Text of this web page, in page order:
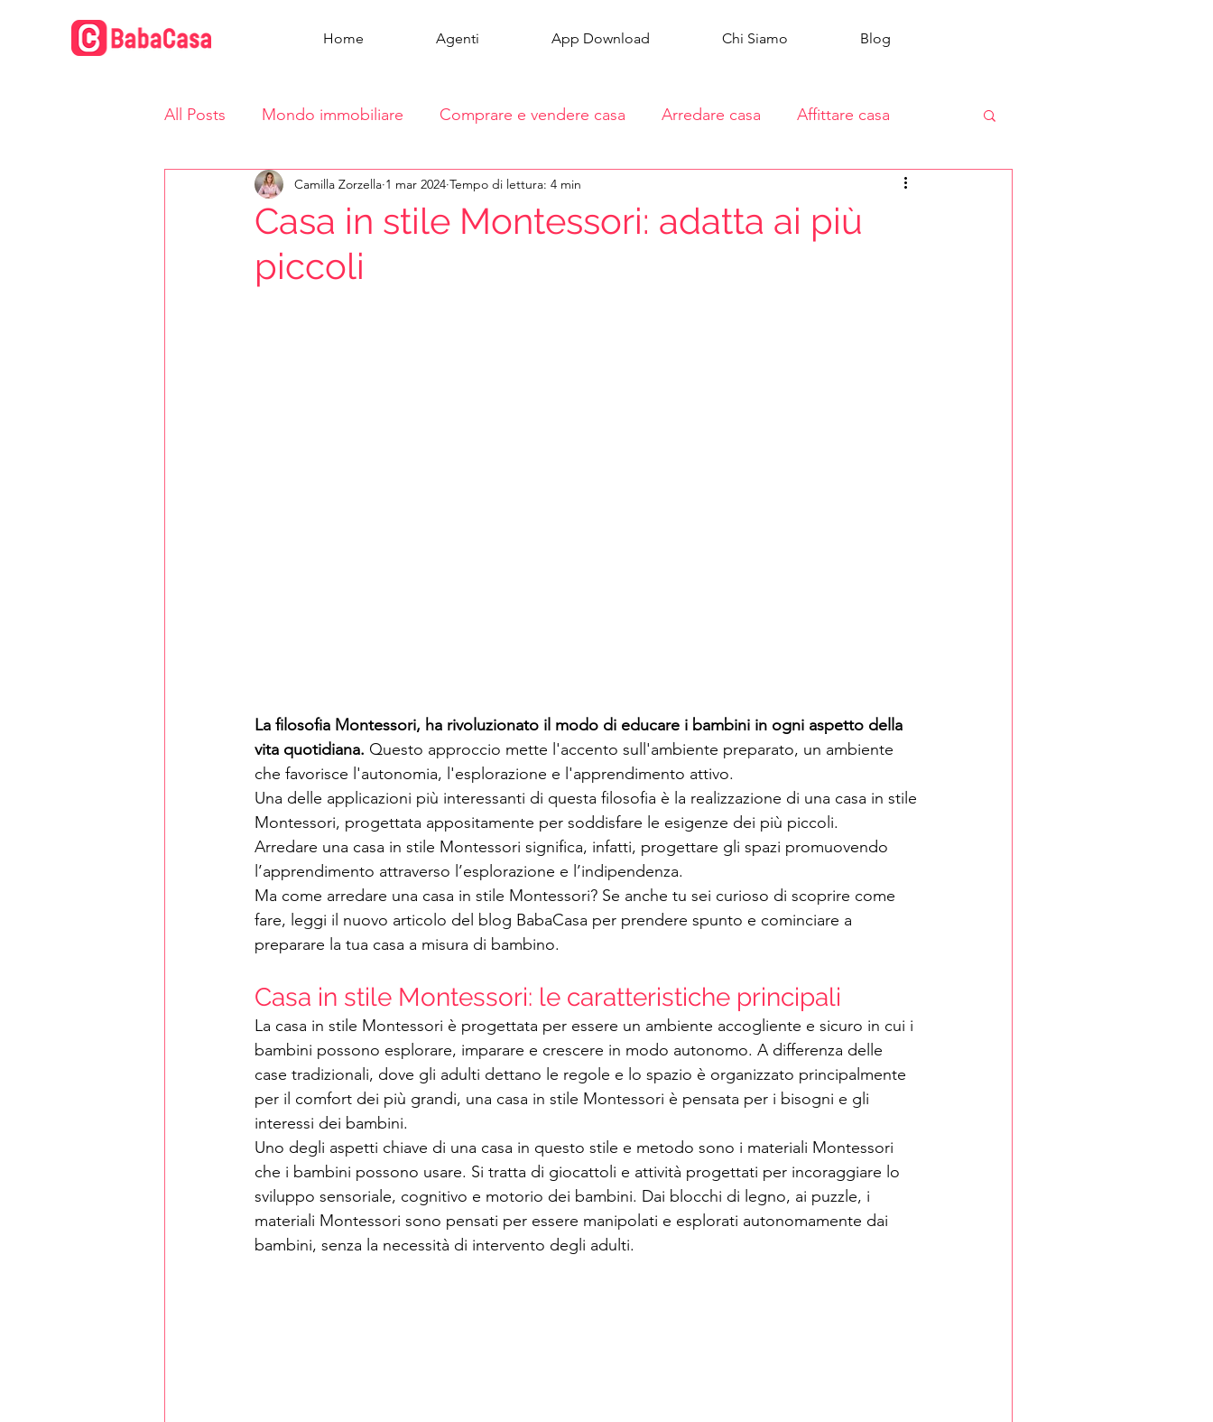
Home Agenti App Download Chi Siamo Blog
All Posts Mondo immobiliare Comprare e vendere casa Arredare casa Affittare casa
Vita in casa
Casa in stile Montessori: adatta ai più
piccoli
Camilla Zorzella 1 mar 2024 Tempo di lettura: 4 min
La filosofia Montessori, ha rivoluzionato il modo di educare i bambini in ogni aspetto della
vita quotidiana. Questo approccio mette l'accento sull'ambiente preparato, un ambiente
che favorisce l'autonomia, l'esplorazione e l'apprendimento attivo.
Una delle applicazioni più interessanti di questa filosofia è la realizzazione di una casa in stile
Montessori, progettata appositamente per soddisfare le esigenze dei più piccoli.
Arredare una casa in stile Montessori significa, infatti, progettare gli spazi promuovendo
l’apprendimento attraverso l’esplorazione e l’indipendenza.
Ma come arredare una casa in stile Montessori? Se anche tu sei curioso di scoprire come
fare, leggi il nuovo articolo del blog BabaCasa per prendere spunto e cominciare a
preparare la tua casa a misura di bambino.
Casa in stile Montessori: le caratteristiche principali
La casa in stile Montessori è progettata per essere un ambiente accogliente e sicuro in cui i
bambini possono esplorare, imparare e crescere in modo autonomo. A differenza delle
case tradizionali, dove gli adulti dettano le regole e lo spazio è organizzato principalmente
per il comfort dei più grandi, una casa in stile Montessori è pensata per i bisogni e gli
interessi dei bambini.
Uno degli aspetti chiave di una casa in questo stile e metodo sono i materiali Montessori
che i bambini possono usare. Si tratta di giocattoli e attività progettati per incoraggiare lo
sviluppo sensoriale, cognitivo e motorio dei bambini. Dai blocchi di legno, ai puzzle, i
materiali Montessori sono pensati per essere manipolati e esplorati autonomamente dai
bambini, senza la necessità di intervento degli adulti.